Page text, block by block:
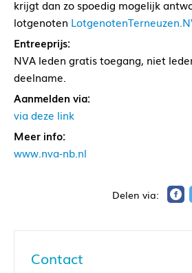
krijgt dan zo spoedig mogelijk
lotgenoten
Entreeprijs:
NVA leden gratis toegang, niet
deelname.
Aanmelden via:
via deze link
Meer info:
www.nva-nb.nl
Contact